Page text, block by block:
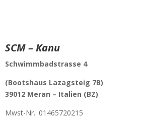
SCM – Kanu
Schwimmbadstrasse 4
(Bootshaus Lazagsteig 7B)
39012 Meran – Italien (BZ)
Mwst-Nr.: 01465720215